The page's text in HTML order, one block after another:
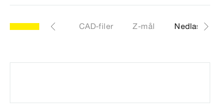
Artikkel CAD-filer Z-mål